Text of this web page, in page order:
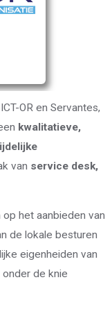
OR en Servantes,
kwalitatieve,
van service desk,
het aanbieden van
de lokale besturen
eigenheiden van
de knie